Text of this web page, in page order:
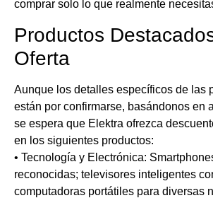
comprar solo lo que realmente
Productos
Oferta
Aunque los detalles específicos de las
están por confirmarse, basándonos en
se espera que Elektra ofrezca
en los siguientes productos:
• Tecnología y Electrónica:
reconocidas; televisores inteligentes
computadoras portátiles para diversas